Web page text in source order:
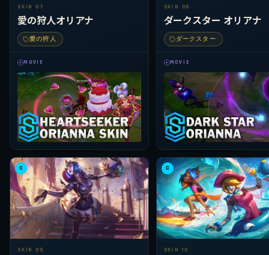
SKIN 07
愛の狩人オリアナ
愛の狩人
MOVIE
SKIN 08
ダークスター オリアナ
ダークスター
MOVIE
C
SKIN 09
C
SKIN 10